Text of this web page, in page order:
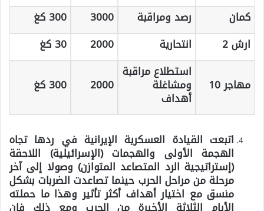
كمان
رصد ومراقبة 3000
300 كغ
ارش 2
انتحارية 2000 30 كغ
مهاجر 10
استطلاع مراقبة
ومشاغلة
أهداف
2000 300 كغ
اتبعت القيادة العسكرية الإيرانية في ردها تجاه
الهجمة الأولى والهجمات (الإسرائيلية) اللاحقة
(إستراتيجية الرد المتصاعد المتوازن) وصولا إلى آخر
مرحلة من مراحل الحرب حينما تصاعدت الضربات بشكل
منسق مع اختيار أهداف أكثر تأثير وهذا ما حملته